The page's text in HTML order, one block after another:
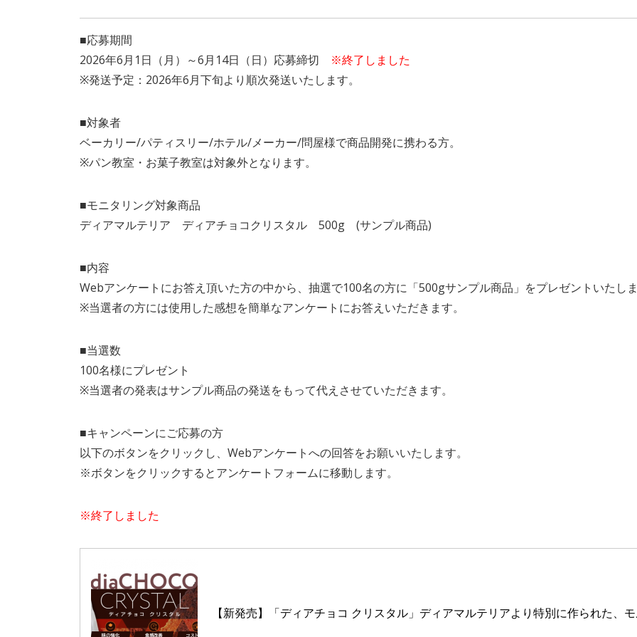
■応募期間
2026年6月1日（月）～6月14日（日）応募締切 ※終了しました
※発送予定：2026年6月下旬より順次発送いたします。
■対象者
ベーカリー/パティスリー/ホテル/メーカー/問屋様で商品開発に携わる方。
※パン教室・お菓子教室は対象外となります。
■モニタリング対象商品
ディアマルテリア ディアチョコクリスタル 500g (サンプル商品)
■内容
Webアンケートにお答え頂いた方の中から、抽選で100名の方に「500gサンプル商品」をプレゼントいたし
※当選者の方には使用した感想を簡単なアンケートにお答えいただきます。
■当選数
100名様にプレゼント
※当選者の発表はサンプル商品の発送をもって代えさせていただきます。
■キャンペーンにご応募の方
以下のボタンをクリックし、Webアンケートへの回答をお願いいたします。
※ボタンをクリックするとアンケートフォームに移動します。
※終了しました
【新発売】「ディアチョコ クリスタル」ディアマルテリアより特別に作られた、